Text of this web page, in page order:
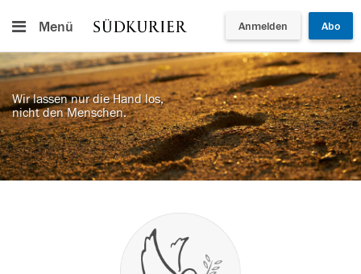
Menü Anmelden Abo
Wir lassen nur die Hand los,
nicht den Menschen.